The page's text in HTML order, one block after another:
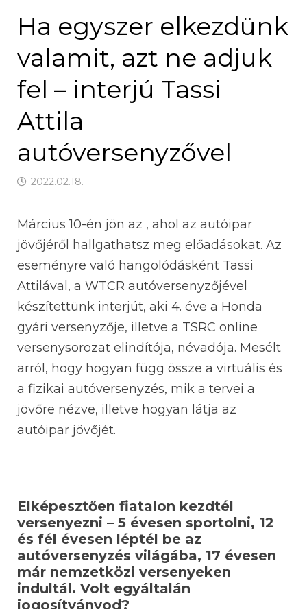
Ha egyszer elkezdünk
valamit, azt ne adjuk
fel – interjú Tassi
Attila
autóversenyzővel
2022.02.18.
Március 10-én jön az , ahol az autóipar
jövőjéről hallgathatsz meg előadásokat. Az
eseményre való hangolódásként Tassi
Attilával, a WTCR autóversenyzőjével
készítettünk interjút, aki 4. éve a Honda
gyári versenyzője, illetve a TSRC online
versenysorozat elindítója, névadója. Mesélt
arról, hogy hogyan függ össze a virtuális és
a fizikai autóversenyzés, mik a tervei a
jövőre nézve, illetve hogyan látja az
autóipar jövőjét.
Elképesztően fiatalon kezdtél
versenyezni – 5 évesen sportolni, 12
és fél évesen léptél be az
autóversenyzés világába, 17 évesen
már nemzetközi versenyeken
indultál. Volt egyáltalán
jogosítványod?